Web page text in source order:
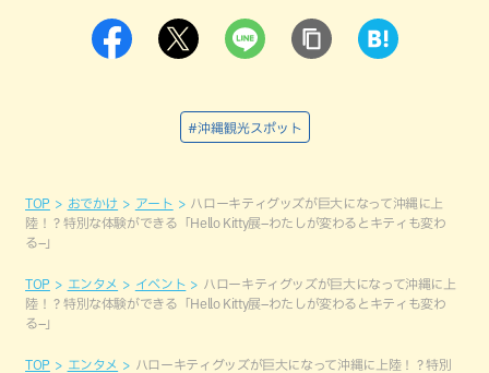
#沖縄観光スポット
TOP おでかけ アート
ハローキティグッズが巨大になって沖縄に上
陸！？特別な体験ができる「Hello Kitty展–わたしが変わるとキティも変わ
る–」
TOP エンタメ イベント
ハローキティグッズが巨大になって沖縄に上
陸！？特別な体験ができる「Hello Kitty展–わたしが変わるとキティも変わ
る–」
TOP エンタメ
ハローキティグッズが巨大になって沖縄に上陸！？特別